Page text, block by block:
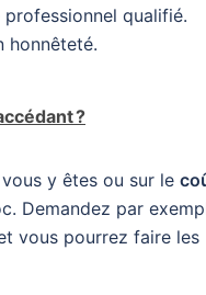
qualifié.
honnêteté.
?
y êtes ou sur le
Demandez par
vous pourrez faire les